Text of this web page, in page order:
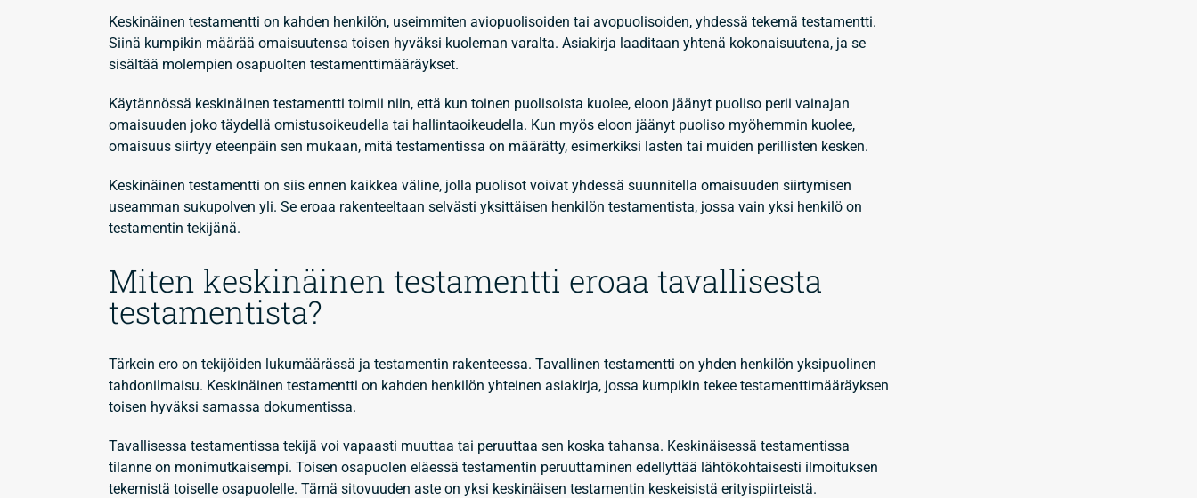
Keskinäinen testamentti on kahden henkilön, useimmiten aviopuolisoiden tai avopuolisoiden, yhdessä tekemä testamentti.
Siinä kumpikin määrää omaisuutensa toisen hyväksi kuoleman varalta. Asiakirja laaditaan yhtenä kokonaisuutena, ja se
sisältää molempien osapuolten testamenttimääräykset.
Käytännössä keskinäinen testamentti toimii niin, että kun toinen puolisoista kuolee, eloon jäänyt puoliso perii vainajan
omaisuuden joko täydellä omistusoikeudella tai hallintaoikeudella. Kun myös eloon jäänyt puoliso myöhemmin kuolee,
omaisuus siirtyy eteenpäin sen mukaan, mitä testamentissa on määrätty, esimerkiksi lasten tai muiden perillisten kesken.
Keskinäinen testamentti on siis ennen kaikkea väline, jolla puolisot voivat yhdessä suunnitella omaisuuden siirtymisen
useamman sukupolven yli. Se eroaa rakenteeltaan selvästi yksittäisen henkilön testamentista, jossa vain yksi henkilö on
testamentin tekijänä.
Miten keskinäinen testamentti eroaa tavallisesta
testamentista?
Tärkein ero on tekijöiden lukumäärässä ja testamentin rakenteessa. Tavallinen testamentti on yhden henkilön yksipuolinen
tahdonilmaisu. Keskinäinen testamentti on kahden henkilön yhteinen asiakirja, jossa kumpikin tekee testamenttimääräyksen
toisen hyväksi samassa dokumentissa.
Tavallisessa testamentissa tekijä voi vapaasti muuttaa tai peruuttaa sen koska tahansa. Keskinäisessä testamentissa
tilanne on monimutkaisempi. Toisen osapuolen eläessä testamentin peruuttaminen edellyttää lähtökohtaisesti ilmoituksen
tekemistä toiselle osapuolelle. Tämä sitovuuden aste on yksi keskinäisen testamentin keskeisistä erityispiirteistä.